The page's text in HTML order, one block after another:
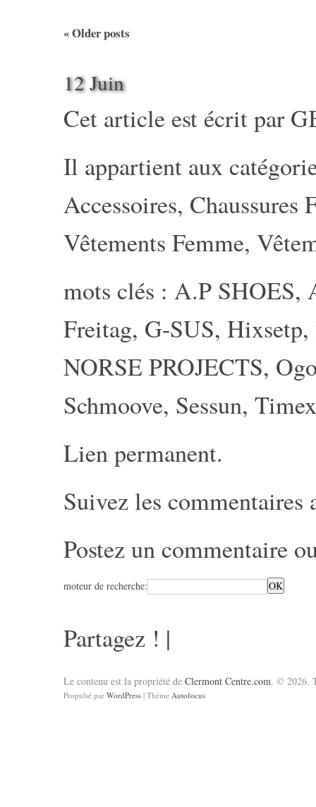
«Older posts
12 Juin
Cet article est écrit par
Il appartient aux
Accessoires, Chaussures
Vêtements Femme,
mots clés : A.P SHOES,
Freitag, G-SUS, Hixsetp,
NORSE PROJECTS,
Schmoove, Sessun,
Lien permanent.
Suivez les commentaires
Postez un commentaire
moteur de recherche:
Partagez ! |
Le contenu est la propriété de Clermont Centre.com. © 2026.
Propulsé par WordPress | Thème Autofocus